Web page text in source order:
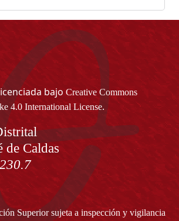
bajo Creative Commons
4.0 International License.
de Caldas
Superior sujeta a inspección y vigilancia